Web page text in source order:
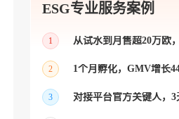
ESG专业服务案例
1
2
1个月孵化，GMV增长
业】 >> Gmarket卖家店
3
对接平台官方关键人，